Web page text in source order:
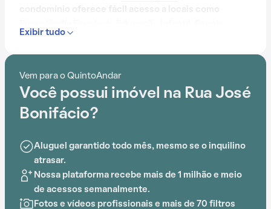
Ahead Idiomas, Atelier Escola das Artes e Byte Sul
Exibir tudo
Vem para o QuintoAndar
Você possui imóvel na Rua José
Bonifácio?
Aluguel garantido todo mês, mesmo se o inquilino
atrasar.
Nossa plataforma recebe mais de 1 milhão e meio
de acessos semanalmente.
Fotos e vídeos profissionais e mais de 70 filtros